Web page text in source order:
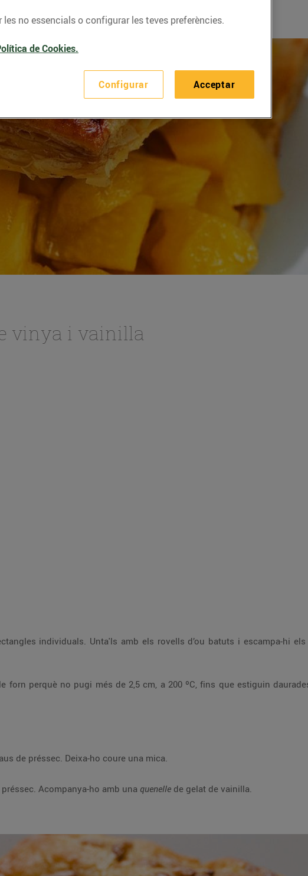
vinya i vainilla
individuals. Unta'ls amb els rovells d’ou batuts i escampa-hi
forn perquè no pugi més de 2,5 cm, a 200 ºC, fins que estiguin
de préssec. Deixa-ho coure una mica.
Acompanya-ho amb una quenelle de gelat de vainilla.
no essencials o configurar les teves preferències.
de Cookies.
Configurar Acceptar